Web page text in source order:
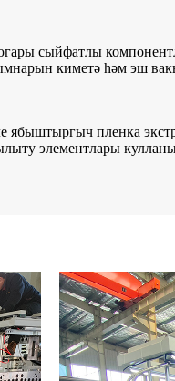
сыйфатлы
киметә һәм эш
ябыштыргыч пленка
элементлары